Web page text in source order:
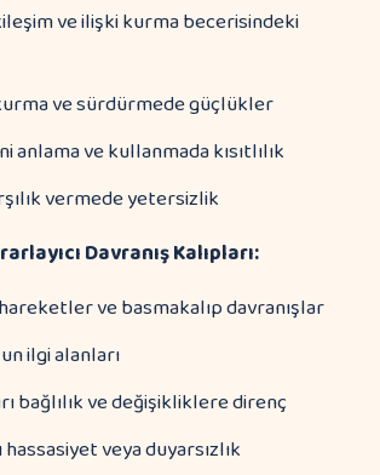
ve ilişki kurma becerisindeki
ve sürdürmede güçlükler
anlama ve kullanmada kısıtlılık
vermede yetersizlik
Davranış Kalıpları:
ve basmakalıp davranışlar
ilgi alanları
bağlılık ve değişikliklere direnç
hassasiyet veya duyarsızlık